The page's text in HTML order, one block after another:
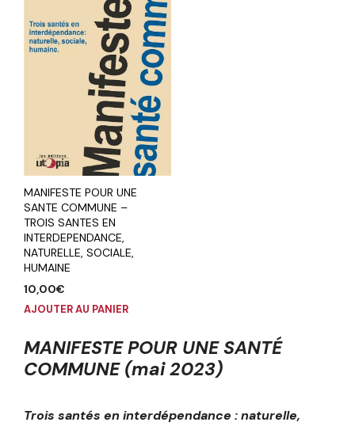
MANIFESTE POUR UNE
SANTE COMMUNE –
TROIS SANTES EN
INTERDEPENDANCE,
NATURELLE, SOCIALE,
HUMAINE
10,00€
AJOUTER AU PANIER
MANIFESTE POUR UNE SANTÉ
COMMUNE (mai 2023)
Trois santés en interdépendance : naturelle,